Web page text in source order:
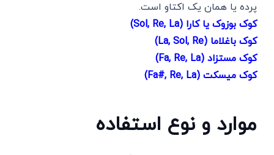
پرده یا همان یک اکتاو است.
کوک بوزوک یا کارا (Sol, Re, La)
کوک باغلاما (La, Sol, Re)
کوک مستزاد (Fa, Re, La)
کوک میسکت (Fa#, Re, La)
موارد و نوع استفاده